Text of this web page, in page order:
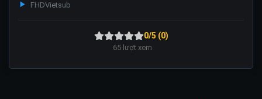
FHDVietsub
0/5 (0)
65lượt xem